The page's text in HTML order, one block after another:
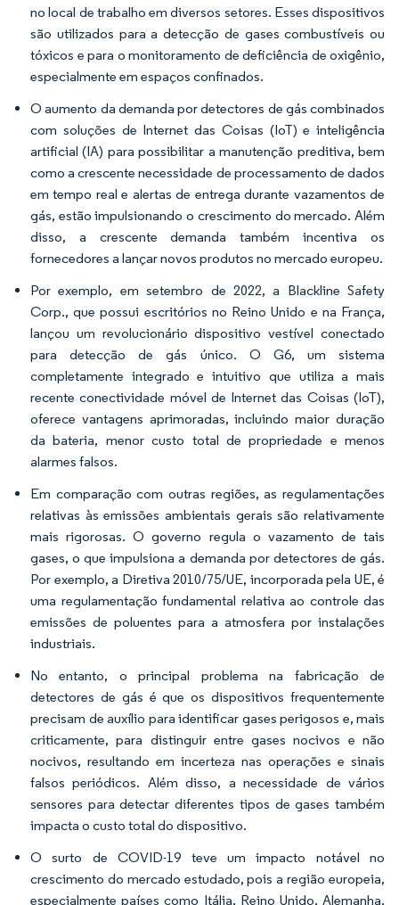
no local de trabalho em diversos setores. Esses dispositivos
são utilizados para a detecção de gases combustíveis ou
tóxicos e para o monitoramento de deficiência de oxigênio,
especialmente em espaços confinados.
O aumento da demanda por detectores de gás combinados
com soluções de Internet das Coisas (IoT) e inteligência
artificial (IA) para possibilitar a manutenção preditiva, bem
como a crescente necessidade de processamento de dados
em tempo real e alertas de entrega durante vazamentos de
gás, estão impulsionando o crescimento do mercado. Além
disso, a crescente demanda também incentiva os
fornecedores a lançar novos produtos no mercado europeu.
Por exemplo, em setembro de 2022, a Blackline Safety
Corp., que possui escritórios no Reino Unido e na França,
lançou um revolucionário dispositivo vestível conectado
para detecção de gás único. O G6, um sistema
completamente integrado e intuitivo que utiliza a mais
recente conectividade móvel de Internet das Coisas (IoT),
oferece vantagens aprimoradas, incluindo maior duração
da bateria, menor custo total de propriedade e menos
alarmes falsos.
Em comparação com outras regiões, as regulamentações
relativas às emissões ambientais gerais são relativamente
mais rigorosas. O governo regula o vazamento de tais
gases, o que impulsiona a demanda por detectores de gás.
Por exemplo, a Diretiva 2010/75/UE, incorporada pela UE, é
uma regulamentação fundamental relativa ao controle das
emissões de poluentes para a atmosfera por instalações
industriais.
No entanto, o principal problema na fabricação de
detectores de gás é que os dispositivos frequentemente
precisam de auxílio para identificar gases perigosos e, mais
criticamente, para distinguir entre gases nocivos e não
nocivos, resultando em incerteza nas operações e sinais
falsos periódicos. Além disso, a necessidade de vários
sensores para detectar diferentes tipos de gases também
impacta o custo total do dispositivo.
O surto de COVID-19 teve um impacto notável no
crescimento do mercado estudado, pois a região europeia,
especialmente países como Itália, Reino Unido, Alemanha,